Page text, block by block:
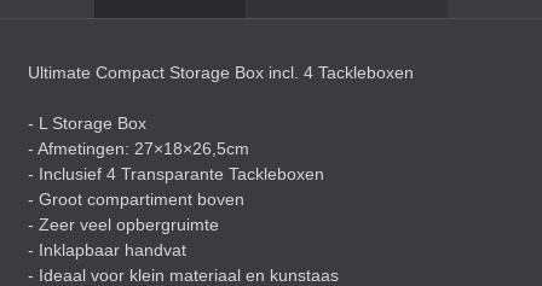
Ultimate Compact Storage Box incl. 4 Tackleboxen
- L Storage Box
- Afmetingen: 27×18×26,5cm
- Inclusief 4 Transparante Tackleboxen
- Groot compartiment boven
- Zeer veel opbergruimte
- Inklapbaar handvat
- Ideaal voor klein materiaal en kunstaas